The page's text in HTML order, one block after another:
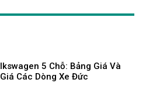
5 Chỗ: Bảng Giá Và
Các Dòng Xe Đức